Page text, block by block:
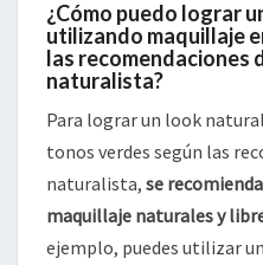
¿Cómo puedo lograr
utilizando maquillaje
las recomendaciones
naturalista?
Para lograr un look
tonos verdes según las
naturalista, se
maquillaje naturales y
ejemplo, puedes utilizar